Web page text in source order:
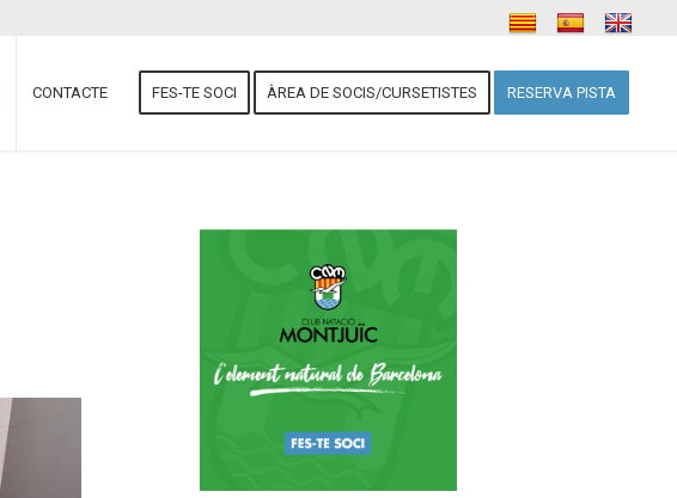
CONTACTE FES-TE SOCI ÀREA DE SOCIS/CURSETISTES RESERVA PISTA